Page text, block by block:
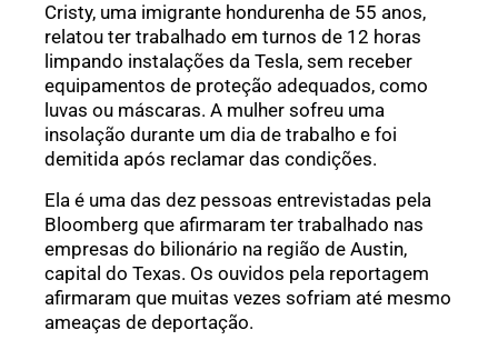
Cristy, uma imigrante hondurenha de 55 anos,
relatou ter trabalhado em turnos de 12 horas
limpando instalações da Tesla, sem receber
equipamentos de proteção adequados, como
luvas ou máscaras. A mulher sofreu uma
insolação durante um dia de trabalho e foi
demitida após reclamar das condições.
Ela é uma das dez pessoas entrevistadas pela
Bloomberg que afirmaram ter trabalhado nas
empresas do bilionário na região de Austin,
capital do Texas. Os ouvidos pela reportagem
afirmaram que muitas vezes sofriam até mesmo
ameaças de deportação.